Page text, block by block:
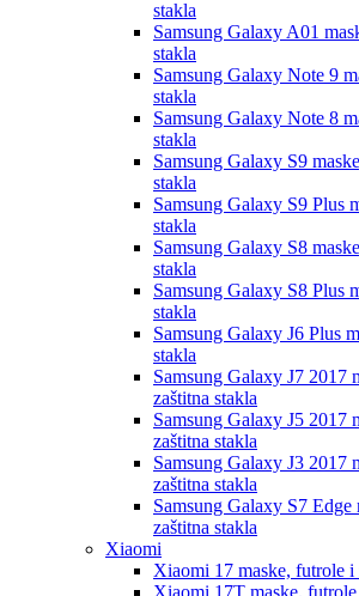
stakla
Samsung Galaxy A01
stakla
Samsung Galaxy Note 9
stakla
Samsung Galaxy Note 8
stakla
Samsung Galaxy S9
stakla
Samsung Galaxy S9 Plus
stakla
Samsung Galaxy S8
stakla
Samsung Galaxy S8 Plus
stakla
Samsung Galaxy J6 Plus
stakla
Samsung Galaxy J7 2017
zaštitna stakla
Samsung Galaxy J5 2017
zaštitna stakla
Samsung Galaxy J3 2017
zaštitna stakla
Samsung Galaxy S7 Edge
zaštitna stakla
Xiaomi
Xiaomi 17 maske, futrole i
Xiaomi 17T maske,